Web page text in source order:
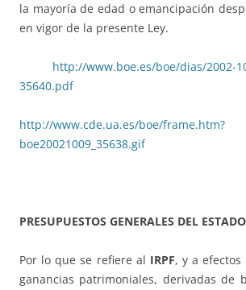
la mayoría de edad o emancipación
en vigor de la presente Ley.
http://www.boe.es/boe/dias/2002-
35640.pdf
http://www.cde.ua.es/boe/frame.htm?
boe20021009_35638.gif
PRESUPUESTOS GENERALES DEL
Por lo que se refiere al IRPF, y a
ganancias patrimoniales, derivadas de